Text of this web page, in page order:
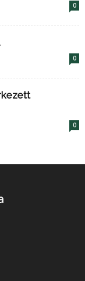
0
0
0